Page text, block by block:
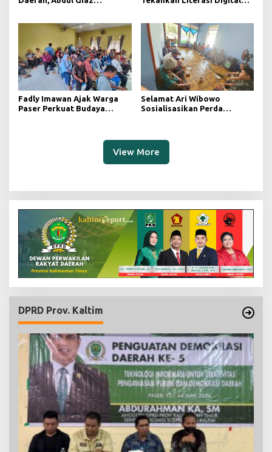
Fadly Imawan Ajak Warga
Paser Perkuat Budaya
Selamat Ari Wibowo
Sosialisasikan Perda
View More
DPRD Prov. Kaltim